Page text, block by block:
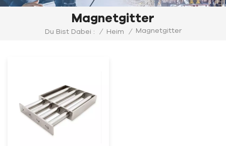
Magnetgitter
Du Bist Dabei : / Heim / Magnetgitter